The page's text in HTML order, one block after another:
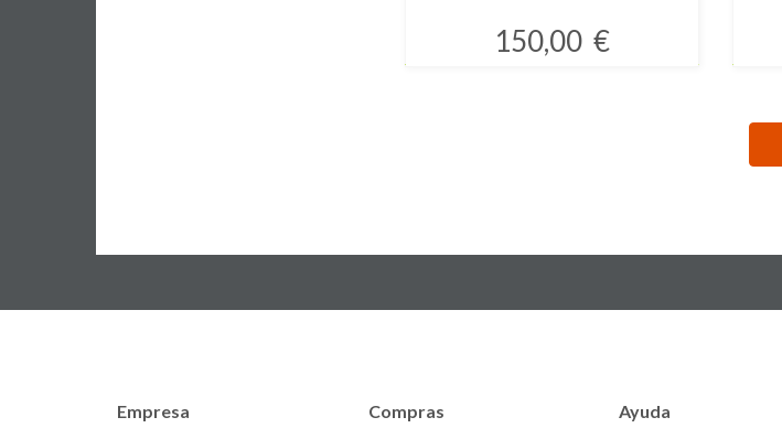
150,00 €
Empresa Compras Ayuda